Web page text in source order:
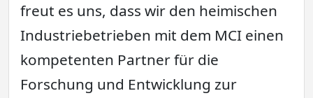
freut es uns, dass wir den heimischen
Industriebetrieben mit dem MCI einen
kompetenten Partner für die
Forschung und Entwicklung zur